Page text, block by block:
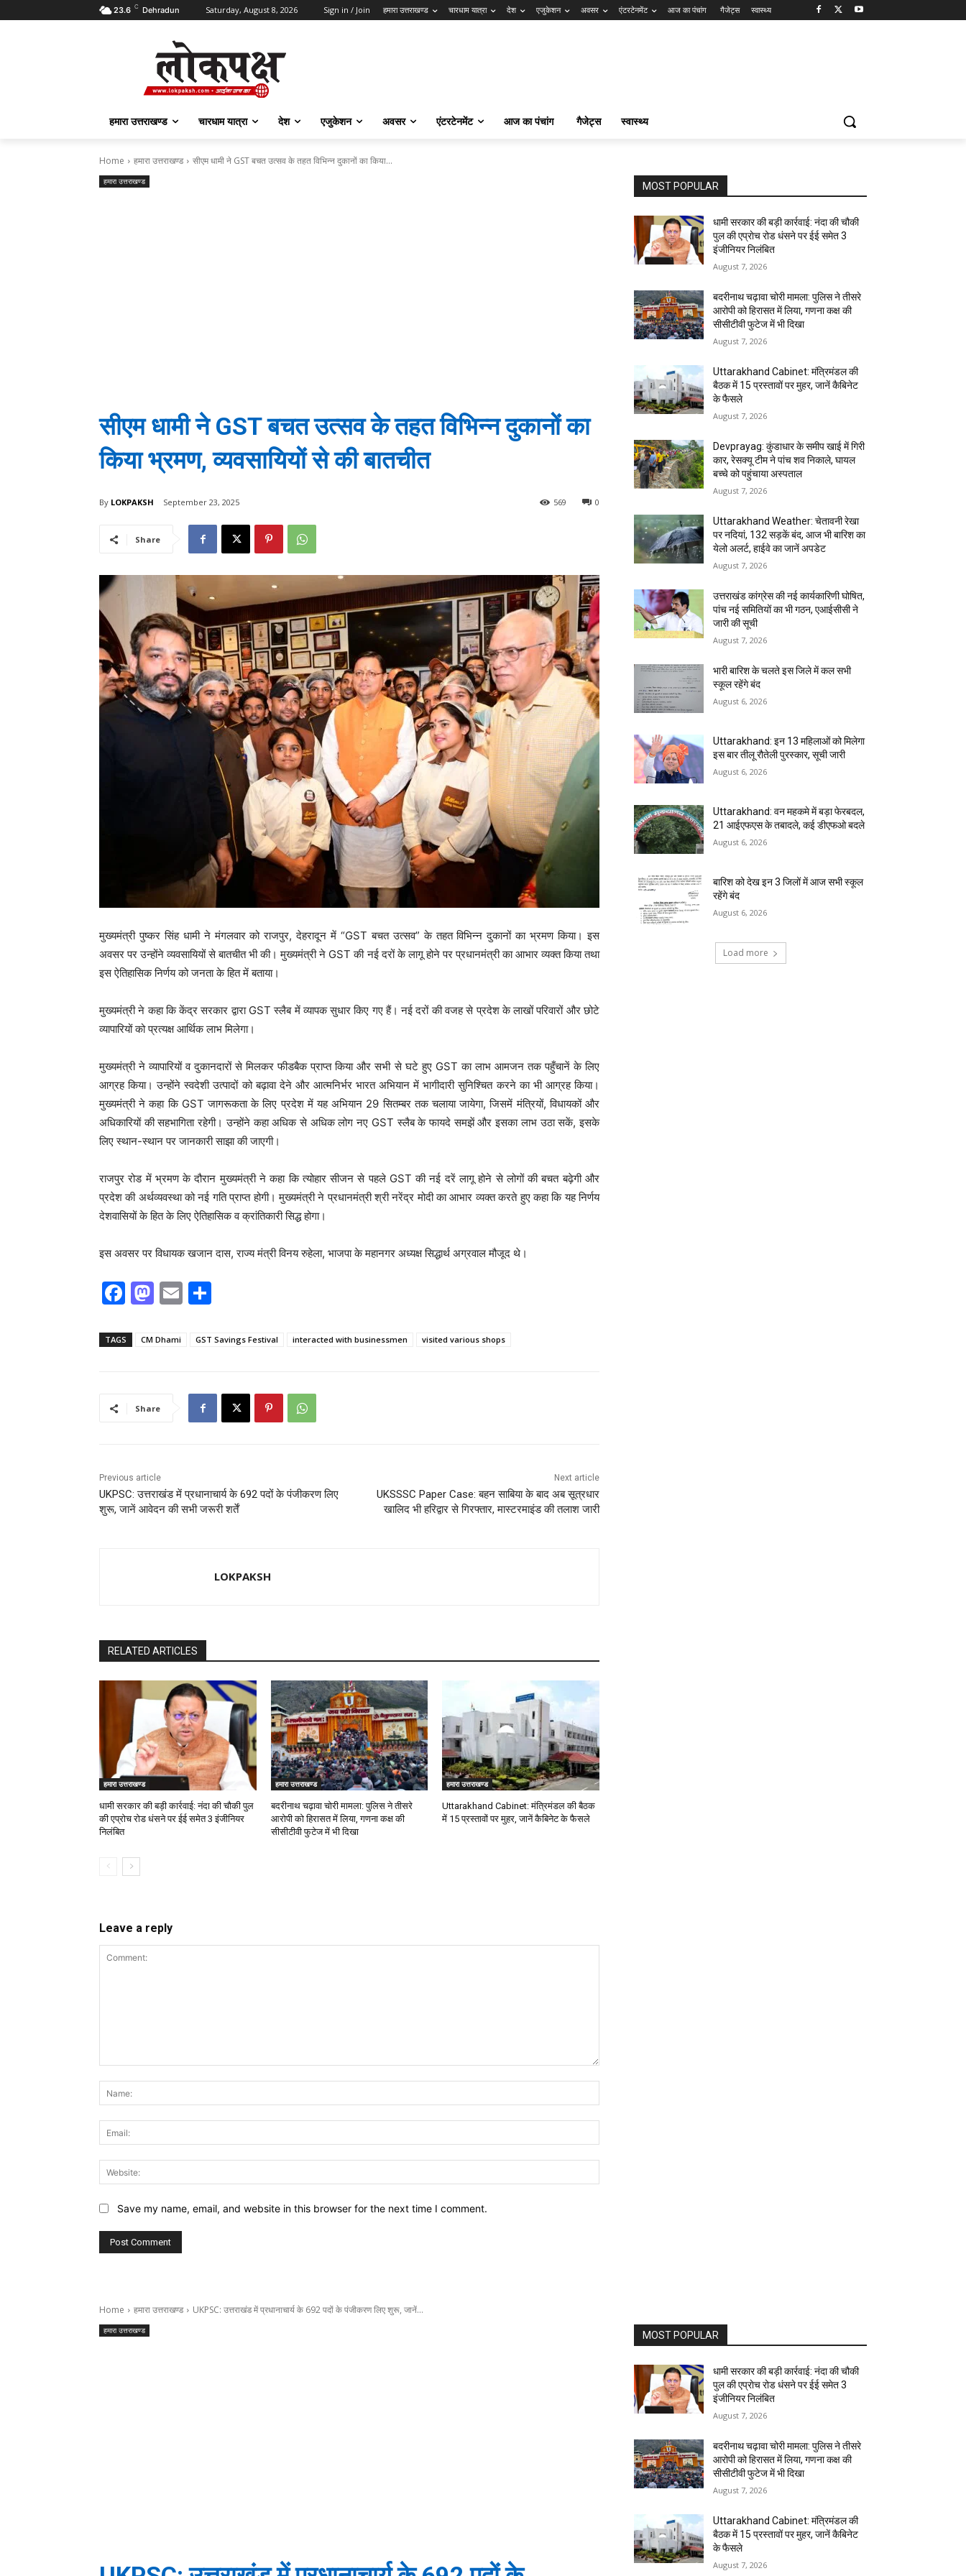
23.6 C Dehradun Saturday, August 8, 2026 Sign in / Join हमारा उत्तराखण्ड चारधाम यात्रा देश एजुकेशन अवसर एंटरटेनमेंट आज का पंचांग गैजेट्स स्वास्थ्य
हमारा उत्तराखण्ड चारधाम यात्रा देश एजुकेशन अवसर एंटरटेनमेंट आज का पंचांग गैजेट्स स्वास्थ्य
Home हमारा उत्तराखण्ड सीएम धामी ने GST बचत उत्सव के तहत विभिन्न दुकानों का किया...
हमारा उत्तराखण्ड
सीएम धामी ने GST बचत उत्सव के तहत विभिन्न दुकानों का
किया भ्रमण, व्यवसायियों से की बातचीत
By LOKPAKSH September 23, 2025 0
569
Share
मुख्यमंत्री पुष्कर सिंह धामी ने मंगलवार को राजपुर, देहरादून में “GST बचत उत्सव” के तहत विभिन्न दुकानों का भ्रमण किया। इस
अवसर पर उन्होंने व्यवसायियों से बातचीत भी की। मुख्यमंत्री ने GST की नई दरों के लागू होने पर प्रधानमंत्री का आभार व्यक्त किया तथा
इस ऐतिहासिक निर्णय को जनता के हित में बताया।
मुख्यमंत्री ने कहा कि केंद्र सरकार द्वारा GST स्लैब में व्यापक सुधार किए गए हैं। नई दरों की वजह से प्रदेश के लाखों परिवारों और छोटे
व्यापारियों को प्रत्यक्ष आर्थिक लाभ मिलेगा।
मुख्यमंत्री ने व्यापारियों व दुकानदारों से मिलकर फीडबैक प्राप्त किया और सभी से घटे हुए GST का लाभ आमजन तक पहुँचानें के लिए
आग्रह किया। उन्होंने स्वदेशी उत्पादों को बढ़ावा देने और आत्मनिर्भर भारत अभियान में भागीदारी सुनिश्चित करने का भी आग्रह किया।
मुख्यमंत्री ने कहा कि GST जागरूकता के लिए प्रदेश में यह अभियान 29 सितम्बर तक चलाया जायेगा, जिसमें मंत्रियों, विधायकों और
अधिकारियों की सहभागिता रहेगी। उन्होंने कहा अधिक से अधिक लोग नए GST स्लैब के फायदे समझें और इसका लाभ उठा सकें, इसके
लिए स्थान-स्थान पर जानकारी साझा की जाएगी।
राजपुर रोड में भ्रमण के दौरान मुख्यमंत्री ने कहा कि त्योहार सीजन से पहले GST की नई दरें लागू होने से लोगों की बचत बढ़ेगी और
प्रदेश की अर्थव्यवस्था को नई गति प्राप्त होगी। मुख्यमंत्री ने प्रधानमंत्री श्री नरेंद्र मोदी का आभार व्यक्त करते हुए कहा कि यह निर्णय
देशवासियों के हित के लिए ऐतिहासिक व क्रांतिकारी सिद्ध होगा।
इस अवसर पर विधायक खजान दास, राज्य मंत्री विनय रुहेला, भाजपा के महानगर अध्यक्ष सिद्धार्थ अग्रवाल मौजूद थे।
F
c
o
M
st
o
E
ai ar
TAGS CM Dhami GST Savings Festival interacted with businessmen visited various shops
Share
Previous article
UKPSC: उत्तराखंड में प्रधानाचार्य के 692 पदों के पंजीकरण लिए
शुरू, जानें आवेदन की सभी जरूरी शर्तें
Next article
UKSSSC Paper Case: बहन साबिया के बाद अब सूत्रधार
खालिद भी हरिद्वार से गिरफ्तार, मास्टरमाइंड की तलाश जारी
LOKPAKSH
RELATED ARTICLES
हमारा उत्तराखण्ड
धामी सरकार की बड़ी कार्रवाई: नंदा की चौकी पुल
की एप्राेच रोड धंसने पर ईई समेत 3 इंजीनियर
निलंबित
हमारा उत्तराखण्ड
बदरीनाथ चढ़ावा चोरी मामला: पुलिस ने तीसरे
आरोपी को हिरासत में लिया, गणना कक्ष की
सीसीटीवी फुटेज में भी दिखा
हमारा उत्तराखण्ड
Uttarakhand Cabinet: मंत्रिमंडल की बैठक
में 15 प्रस्तावों पर मुहर, जानें कैबिनेट के फैसले
Leave a reply
Save my name, email, and website in this browser for the next time I comment.
MOST POPULAR
धामी सरकार की बड़ी कार्रवाई: नंदा की चौकी
पुल की एप्राेच रोड धंसने पर ईई समेत 3
इंजीनियर निलंबित
August 7, 2026
बदरीनाथ चढ़ावा चोरी मामला: पुलिस ने तीसरे
आरोपी को हिरासत में लिया, गणना कक्ष की
सीसीटीवी फुटेज में भी दिखा
August 7, 2026
Uttarakhand Cabinet: मंत्रिमंडल की
बैठक में 15 प्रस्तावों पर मुहर, जानें कैबिनेट
के फैसले
August 7, 2026
Devprayag: कुंडाधार के समीप खाई में गिरी
कार, रेसक्यू टीम ने पांच शव निकाले, घायल
बच्चे को पहुंचाया अस्पताल
August 7, 2026
Uttarakhand Weather: चेतावनी रेखा
पर नदियां, 132 सड़कें बंद, आज भी बारिश का
येलो अलर्ट, हाईवे का जानें अपडेट
August 7, 2026
उत्तराखंड कांग्रेस की नई कार्यकारिणी घोषित,
पांच नई समितियों का भी गठन, एआईसीसी ने
जारी की सूची
August 7, 2026
भारी बारिश के चलते इस जिले में कल सभी
स्कूल रहेंगे बंद
August 6, 2026
Uttarakhand: इन 13 महिलाओं को मिलेगा
इस बार तीलू रौतेली पुरस्कार, सूची जारी
August 6, 2026
Uttarakhand: वन महकमे में बड़ा फेरबदल,
21 आईएफएस के तबादले, कई डीएफओ बदले
August 6, 2026
बारिश को देख इन 3 जिलों में आज सभी स्कूल
रहेंगे बंद
August 6, 2026
Load more